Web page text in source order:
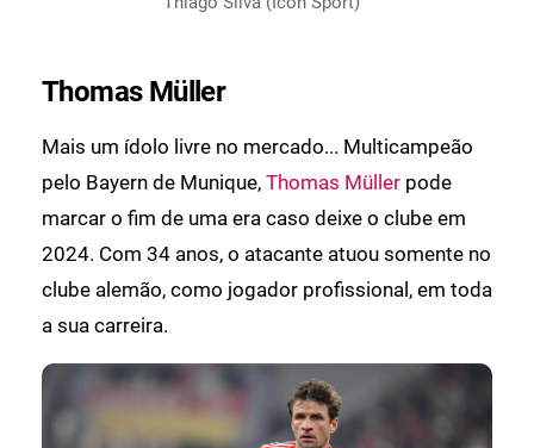
Thomas Müller
Mais um ídolo livre no mercado... Multicampeão
pelo Bayern de Munique, Thomas Müller pode
marcar o fim de uma era caso deixe o clube em
2024. Com 34 anos, o atacante atuou somente no
clube alemão, como jogador profissional, em toda
a sua carreira.